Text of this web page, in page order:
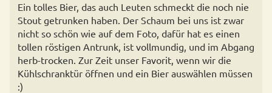
Ein tolles Bier, das auch Leuten schmeckt die noch nie
Stout getrunken haben. Der Schaum bei uns ist zwar
nicht so schön wie auf dem Foto, dafür hat es einen
tollen röstigen Antrunk, ist vollmundig, und im Abgang
herb-trocken. Zur Zeit unser Favorit, wenn wir die
Kühlschranktür öffnen und ein Bier auswählen müssen
:)